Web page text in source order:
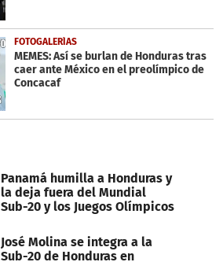
FOTOGALERÍAS
MEMES: Así se burlan de Honduras tras
caer ante México en el preolímpico de
Concacaf
Panamá humilla a Honduras y
la deja fuera del Mundial
Sub-20 y los Juegos Olímpicos
José Molina se integra a la
Sub-20 de Honduras en